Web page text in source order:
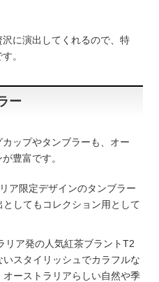
沢に演出してくれるので、特
。
ー
ップやタンブラーも、オー
豊富です。
ア限定デザインのタンブラー
してもコレクション用として
リア発の人気紅茶ブラントT2
スタイリッシュでカラフルな
ーストラリアらしい自然や季